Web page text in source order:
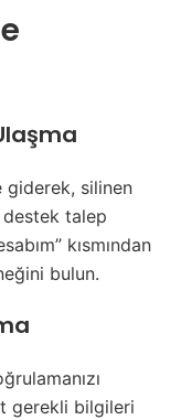
giderek, silinen
destek talep
kısmından
bulun.
gerekli bilgileri